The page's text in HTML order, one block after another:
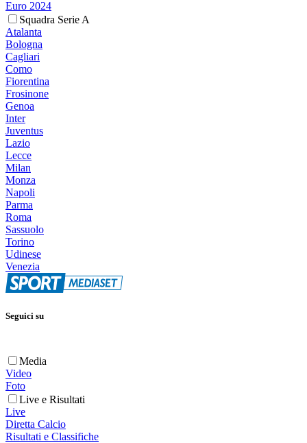
Euro 2024
Squadra Serie A
Atalanta
Bologna
Cagliari
Como
Fiorentina
Frosinone
Genoa
Inter
Juventus
Lazio
Lecce
Milan
Monza
Napoli
Parma
Roma
Sassuolo
Torino
Udinese
Venezia
Seguici su
Media
Video
Foto
Live e Risultati
Live
Diretta Calcio
Risultati e Classifiche